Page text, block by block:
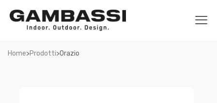
Home>Prodotti>Orazio